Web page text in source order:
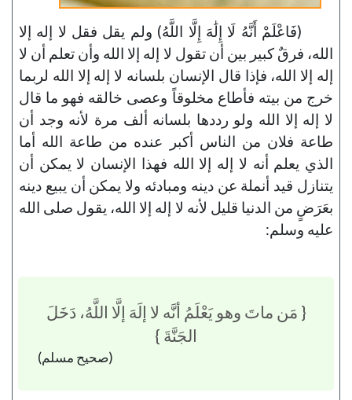
(فَاعْلَمْ أَنَّهُ لَا إِلَٰهَ إِلَّا اللَّهُ) ولم يقل فقل لا إله إلا
الله، فرقٌ كبير بين أن تقول لا إله إلا الله وأن تعلم أن لا
إله إلا الله، فإذا قال الإنسان بلسانه لا إله إلا الله لربما
خرج من بيته فأطاع مخلوقاً وعصى خالقه فهو ما قال
لا إله إلا الله ولو رددها بلسانه ألف مرة لأنه وجد أن
طاعة فلان من الناس أكبر عنده من طاعة الله أما
الذي يعلم أنه لا إله إلا الله فهذا الإنسان لا يمكن أن
يتنازل قيد أنملة عن دينه ومبادئه ولا يمكن أن يبيع دينه
بعَرَضٍ من الدنيا قليل لأنه لا إله إلا الله، يقول صلى الله
عليه وسلم:
{ مَن ماتَ وهو يَعْلَمُ أنَّه لا إلَهَ إلَّا اللَّهُ، دَخَلَ
الجَنَّةَ }
(صحيح مسلم)